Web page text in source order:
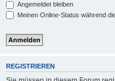
Angemeldet bleiben
Meinen Online-Status während
REGISTRIEREN